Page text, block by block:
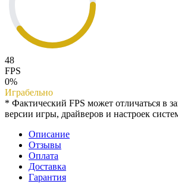
48
FPS
0%
Играбельно
* Фактический FPS может отличаться в
версии игры, драйверов и настроек
Описание
Отзывы
Оплата
Доставка
Гарантия